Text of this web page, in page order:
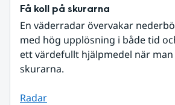
Få koll på skurarna
En väderradar övervakar
med hög upplösning i både tid
ett värdefullt hjälpmedel när man
skurarna.
Radar